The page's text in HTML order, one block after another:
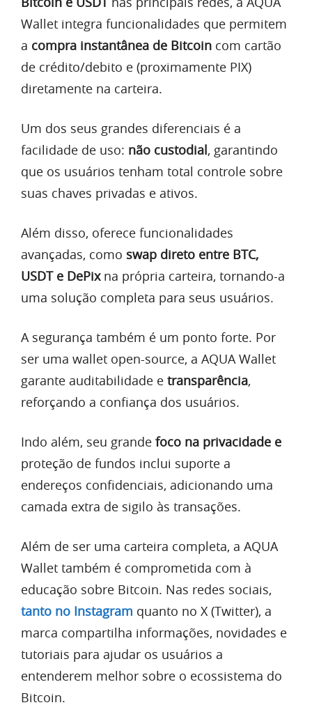
Wallet integra funcionalidades que permitem
a compra instantânea de Bitcoin com cartão
de crédito/debito e (proximamente PIX)
diretamente na carteira.
Um dos seus grandes diferenciais é a
facilidade de uso: não custodial, garantindo
que os usuários tenham total controle sobre
suas chaves privadas e ativos.
Além disso, oferece funcionalidades
avançadas, como swap direto entre BTC,
USDT e DePixna própria carteira, tornando-a
uma solução completa para seus usuários.
A segurança também é um ponto forte. Por
ser uma wallet open-source, a AQUA Wallet
garante auditabilidade e transparência,
reforçando a confiança dos usuários.
Indo além, seu grande foco na privacidade e
proteção de fundos inclui suporte a
endereços confidenciais, adicionando uma
camada extra de sigilo às transações.
Além de ser uma carteira completa, a AQUA
Wallet também é comprometida com à
educação sobre Bitcoin. Nas redes sociais,
tanto no Instagram quanto no X (Twitter), a
marca compartilha informações, novidades e
tutoriais para ajudar os usuários a
entenderem melhor sobre o ecossistema do
Bitcoin.